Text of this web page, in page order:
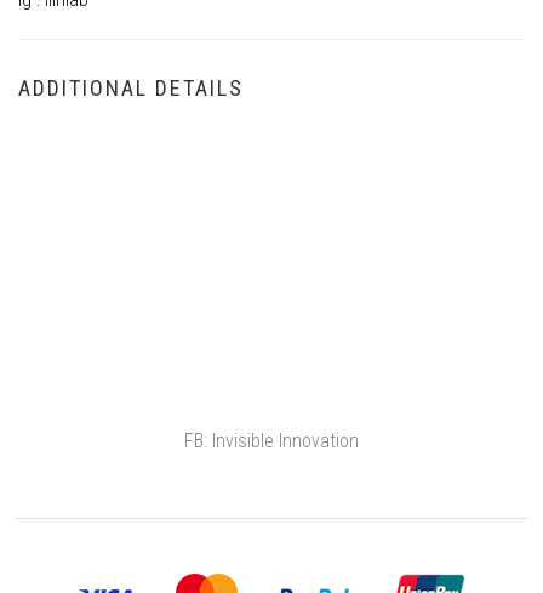
ADDITIONAL DETAILS
FB: Invisible Innovation